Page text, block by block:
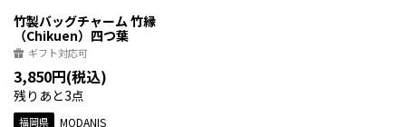
竹製バッグチャーム 竹縁
（Chikuen）四つ葉
ギフト対応可
3,850円(税込)
残りあと3点
福岡県 MODANIS